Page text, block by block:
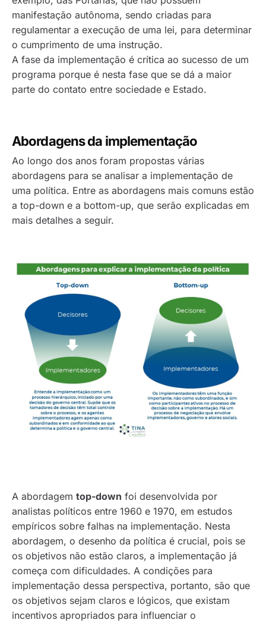
manifestação autônoma, sendo criadas para
regulamentar a execução de uma lei, para determinar
o cumprimento de uma instrução.
A fase da implementação é crítica ao sucesso de um
programa porque é nesta fase que se dá a maior
parte do contato entre sociedade e Estado.
Abordagens da implementação
Ao longo dos anos foram propostas várias
abordagens para se analisar a implementação de
uma política. Entre as abordagens mais comuns estão
a top-down e a bottom-up, que serão explicadas em
mais detalhes a seguir.
A abordagem top-down foi desenvolvida por
analistas políticos entre 1960 e 1970, em estudos
empíricos sobre falhas na implementação. Nesta
abordagem, o desenho da política é crucial, pois se
os objetivos não estão claros, a implementação já
começa com dificuldades. A condições para
implementação dessa perspectiva, portanto, são que
os objetivos sejam claros e lógicos, que existam
incentivos apropriados para influenciar o